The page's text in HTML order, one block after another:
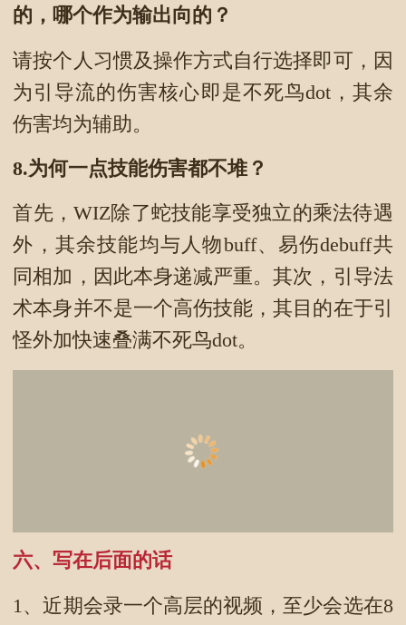
的，哪个作为输出向的？
请按个人习惯及操作方式自行选择即可，因
为引导流的伤害核心即是不死鸟dot，其余
伤害均为辅助。
8.为何一点技能伤害都不堆？
首先，WIZ除了蛇技能享受独立的乘法待遇
外，其余技能均与人物buff、易伤debuff共
同相加，因此本身递减严重。其次，引导法
术本身并不是一个高伤技能，其目的在于引
怪外加快速叠满不死鸟dot。
六、写在后面的话
1、近期会录一个高层的视频，至少会选在8